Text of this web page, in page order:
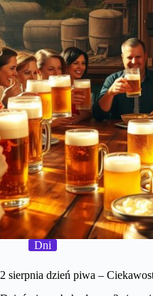
Dni
2 sierpnia dzień piwa –